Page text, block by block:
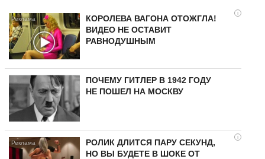
i
КОРОЛЕВА ВАГОНА ОТОЖГЛА!
ВИДЕО НЕ ОСТАВИТ
РАВНОДУШНЫМ
ПОЧЕМУ ГИТЛЕР В 1942 ГОДУ
НЕ ПОШЕЛ НА МОСКВУ
i
РОЛИК ДЛИТСЯ ПАРУ СЕКУНД,
НО ВЫ БУДЕТЕ В ШОКЕ ОТ